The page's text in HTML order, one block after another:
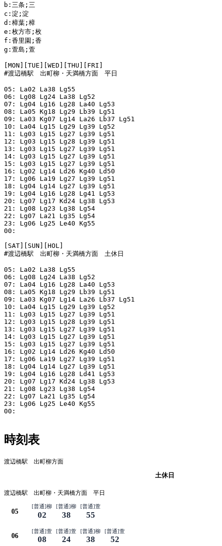
b:三条;三
c:淀;淀
d:樟葉;樟
e:枚方市;枚
f:香里園;香
g:萱島;萱
[MON][TUE][WED][THU][FRI]
#渡辺橋駅　出町柳・天満橋方面　平日
05: La02 La38 Lg55
06: Lg08 Lg24 La38 Lg52
07: Lg04 Lg16 Lg28 La40 Lg53
08: La05 Kg18 Lg29 Lb39 Lg51
09: La03 Kg07 Lg14 La26 Lb37 Lg51
10: La04 Lg15 Lg29 Lg39 Lg52
11: Lg03 Lg15 Lg27 Lg39 Lg51
12: Lg03 Lg15 Lg28 Lg39 Lg51
13: Lg03 Lg15 Lg27 Lg39 Lg51
14: Lg03 Lg15 Lg27 Lg39 Lg51
15: Lg03 Lg15 Lg27 Lg39 Lg51
16: Lg02 Lg14 Ld26 Kg40 Ld50
17: Lg06 La19 Lg27 Lg39 Lg51
18: Lg04 Lg14 Lg27 Lg39 Lg51
19: Lg04 Lg16 Lg28 Lg41 Lg53
20: Lg07 Lg17 Kd24 Lg38 Lg53
21: Lg08 Lg23 Lg38 Lg54
22: Lg07 La21 Lg35 Lg54
23: Lg06 Lg25 Le40 Kg55
00:
[SAT][SUN][HOL]
#渡辺橋駅　出町柳・天満橋方面　土休日
05: La02 La38 Lg55
06: Lg08 Lg24 La38 Lg52
07: La04 Lg16 Lg28 La40 Lg53
08: La05 Kg18 Lg29 Lb39 Lg51
09: La03 Kg07 Lg14 La26 Lb37 Lg51
10: La04 Lg15 Lg29 Lg39 Lg52
11: Lg03 Lg15 Lg27 Lg39 Lg51
12: Lg03 Lg15 Lg28 Lg39 Lg51
13: Lg03 Lg15 Lg27 Lg39 Lg51
14: Lg03 Lg15 Lg27 Lg39 Lg51
15: Lg03 Lg15 Lg27 Lg39 Lg51
16: Lg02 Lg14 Ld26 Kg40 Ld50
17: Lg06 La19 Lg27 Lg39 Lg51
18: Lg04 Lg14 Lg27 Lg39 Lg51
19: Lg04 Lg16 Lg28 Ld41 Lg53
20: Lg07 Lg17 Kd24 Lg38 Lg53
21: Lg08 Lg23 Lg38 Lg54
22: Lg07 La21 Lg35 Lg54
23: Lg06 Lg25 Le40 Kg55
00:
時刻表
渡辺橋駅 出町柳方面
土休日
渡辺橋駅 出町柳・天満橋方面 平日
05
[普通]柳
02
[普通]柳
38
[普通]萱
55
06
[普通]萱
08
[普通]萱
24
[普通]柳
38
[普通]萱
52